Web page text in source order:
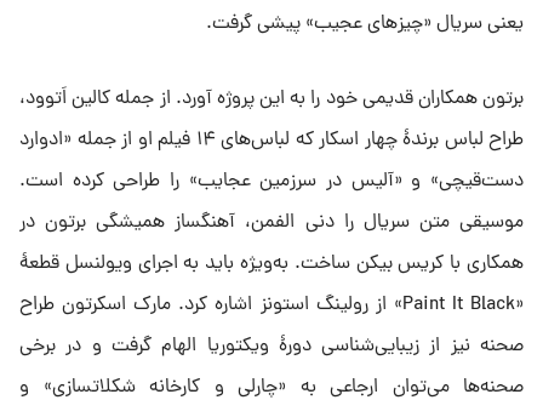
یعنی سریال «چیزهای عجیب» پیشی گرفت.
برتون همکاران قدیمی خود را به این پروژه آورد. از جمله کالین اَتوود،
طراح لباس برندهٔ چهار اسکار که لباس‌های ۱۴ فیلم او از جمله «ادوارد
دست‌قیچی» و «آلیس در سرزمین عجایب» را طراحی کرده است.
موسیقی متن سریال را دنی الفمن، آهنگساز همیشگی برتون در
همکاری با کریس بیکن ساخت. به‌ویژه باید به اجرای ویولنسل قطعهٔ
«Paint It Black» از رولینگ استونز اشاره کرد. مارک اسکرتون طراح
صحنه نیز از زیبایی‌شناسی دورهٔ ویکتوریا الهام گرفت و در برخی
صحنه‌ها می‌توان ارجاعی به «چارلی و کارخانه شکلاتسازی» و